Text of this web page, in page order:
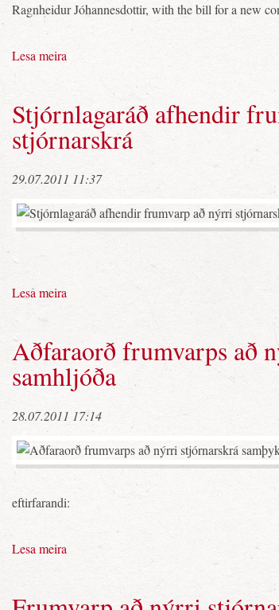
Ragnheidur Jóhannesdottir, with the bill for a new
Lesa meira
Stjórnlagaráð afhendir
stjórnarskrá
29.07.2011 11:37
Lesa meira
Aðfaraorð frumvarps að
samhljóða
28.07.2011 17:14
eftirfarandi:
Lesa meira